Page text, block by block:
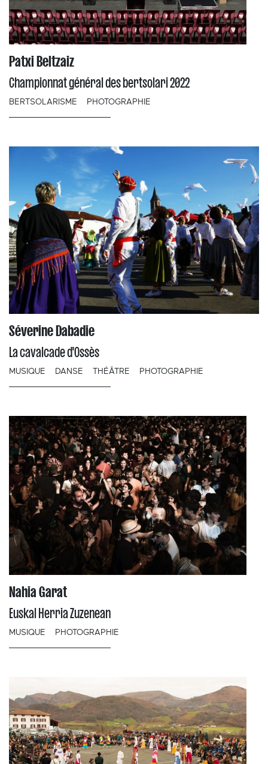
Patxi Beltzaiz
Championnat général des bertsolari 2022
BERTSOLARISME PHOTOGRAPHIE
Séverine Dabadie
La cavalcade d'Ossès
MUSIQUE DANSE THÉÂTRE PHOTOGRAPHIE
Nahia Garat
Euskal Herria Zuzenean
MUSIQUE PHOTOGRAPHIE